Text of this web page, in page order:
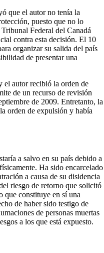
que el autor no tenía la
puesto que no lo
Federal del Canadá
contra esta decisión. El 10
organizar su salida del país
de presentar una
el autor recibió la orden de
de un recurso de revisión
de 2009. Entretanto, la
orden de expulsión y había
a salvo en su país debido a
Ha sido encarcelado
a causa de su disidencia
riesgo de retorno que solicitó
que constituye en sí una
de haber sido testigo de
de personas muertas
a los que está expuesto.